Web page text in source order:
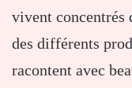
vivent concentrés
des différents
racontent avec